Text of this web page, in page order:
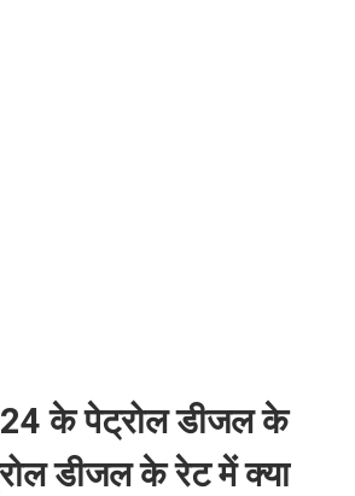
के पेट्रोल डीजल के
डीजल के रेट में क्या